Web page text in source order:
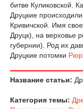
битве Куликовской.
Друцкие
Кривичской. Имя
Друцк), на верховье
губернии). Род их
Друцкие потомки
Название статьи:
Категория темы: